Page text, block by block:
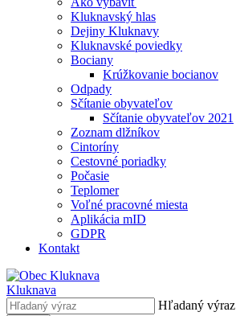
Kluknavský hlas
Dejiny Kluknavy
Kluknavské poviedky
Bociany
Krúžkovanie bocianov
Odpady
Sčítanie obyvateľov
Sčítanie obyvateľov 2021
Zoznam dlžníkov
Cintoríny
Cestovné poriadky
Počasie
Teplomer
Voľné pracovné miesta
Aplikácia mID
GDPR
Kontakt
Kluknava
Hľadaný výraz